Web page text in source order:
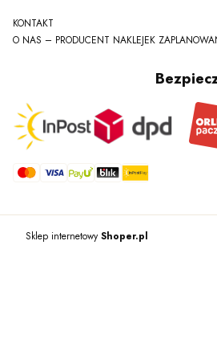
KONTAKT
O NAS – PRODUCENT NAKLEJEK
Sklep internetowyShoper.pl